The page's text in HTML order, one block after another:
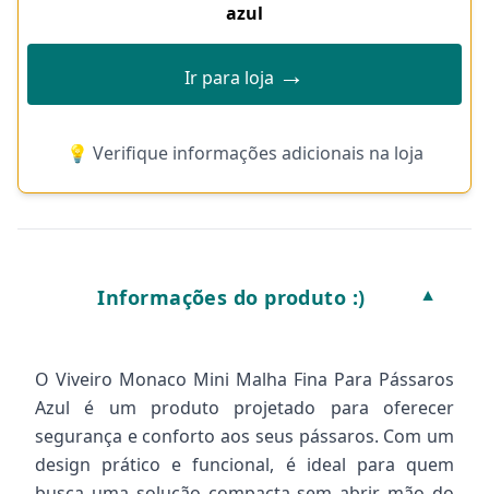
azul
Ir para loja →
💡 Verifique informações adicionais na loja
Informações do produto :) ▼
O Viveiro Monaco Mini Malha Fina Para Pássaros
Azul é um produto projetado para oferecer
segurança e conforto aos seus pássaros. Com um
design prático e funcional, é ideal para quem